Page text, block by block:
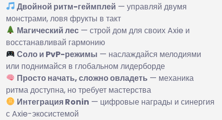
Двойной ритм-геймплей — управляй двумя
монстрами, ловя фрукты в такт
Магический лес — строй дом для своих Axie и
восстанавливай гармонию
Соло и PvP-режимы — наслаждайся мелодиями
или поднимайся в глобальном лидерборде
Просто начать, сложно овладеть — механика
ритма доступна, но требует мастерства
Интеграция Ronin — цифровые награды и синергия
с Axie-экосистемой